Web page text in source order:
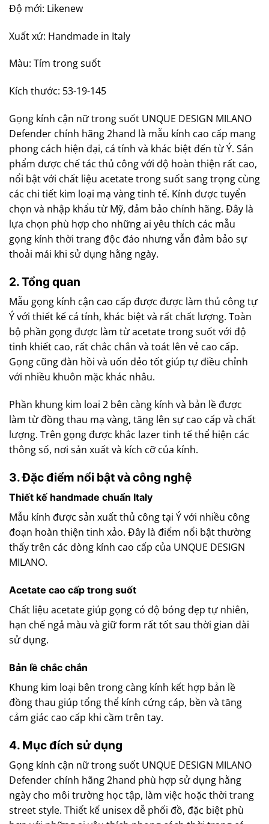
Độ mới: Likenew
Xuất xứ: Handmade in Italy
Màu: Tím trong suốt
Kích thước: 53-19-145
Gọng kính cận nữ trong suốt UNQUE DESIGN MILANO
Defender chính hãng 2hand là mẫu kính cao cấp mang
phong cách hiện đại, cá tính và khác biệt đến từ Ý. Sản
phẩm được chế tác thủ công với độ hoàn thiện rất cao,
nổi bật với chất liệu acetate trong suốt sang trọng cùng
các chi tiết kim loại mạ vàng tinh tế. Kính được tuyển
chọn và nhập khẩu từ Mỹ, đảm bảo chính hãng. Đây là
lựa chọn phù hợp cho những ai yêu thích các mẫu
gọng kính thời trang độc đáo nhưng vẫn đảm bảo sự
thoải mái khi sử dụng hằng ngày.
2. Tổng quan
Mẫu gọng kính cận cao cấp được được làm thủ công tự
Ý với thiết kế cá tính, khác biệt và rất chất lượng. Toàn
bộ phần gọng được làm từ acetate trong suốt với độ
tinh khiết cao, rất chắc chắn và toát lên vẻ cao cấp.
Gọng cũng đàn hồi và uốn dẻo tốt giúp tự điều chỉnh
với nhiều khuôn mặc khác nhâu.
Phần khung kim loai 2 bên càng kính và bản lề được
làm từ đồng thau mạ vàng, tăng lên sự cao cấp và chất
lượng. Trên gọng được khắc lazer tinh tế thể hiện các
thông số, nơi sản xuất và kích cỡ của kính.
3. Đặc điểm nổi bật và công nghệ
Thiết kế handmade chuẩn Italy
Mẫu kính được sản xuất thủ công tại Ý với nhiều công
đoạn hoàn thiện tinh xảo. Đây là điểm nổi bật thường
thấy trên các dòng kính cao cấp của UNQUE DESIGN
MILANO.
Acetate cao cấp trong suốt
Chất liệu acetate giúp gọng có độ bóng đẹp tự nhiên,
hạn chế ngả màu và giữ form rất tốt sau thời gian dài
sử dụng.
Bản lề chắc chắn
Khung kim loại bên trong càng kính kết hợp bản lề
đồng thau giúp tổng thể kính cứng cáp, bền và tăng
cảm giác cao cấp khi cầm trên tay.
4. Mục đích sử dụng
Gọng kính cận nữ trong suốt UNQUE DESIGN MILANO
Defender chính hãng 2hand phù hợp sử dụng hằng
ngày cho môi trường học tập, làm việc hoặc thời trang
street style. Thiết kế unisex dễ phối đồ, đặc biệt phù